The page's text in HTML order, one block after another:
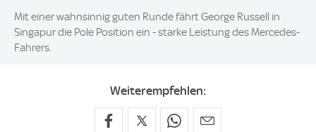
Mit einer wahnsinnig guten Runde fährt George Russell in
Singapur die Pole Position ein - starke Leistung des Mercedes-
Fahrers.
Weiterempfehlen: